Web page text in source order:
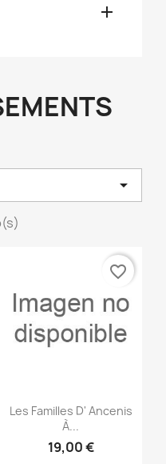


Vista rápida
Les Familles D' Ancenis
À...
19,00 €
favorite_border